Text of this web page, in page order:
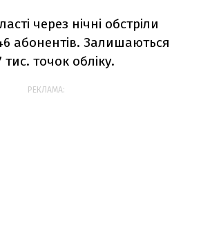
через нічні обстріли
абонентів. Залишаються
точок обліку.
РЕКЛАМА: